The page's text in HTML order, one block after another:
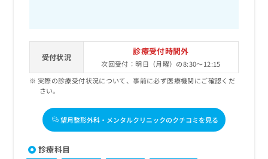
受付状況
診療受付時間外
次回受付：明日（月曜）の8:30～12:15
実際の診療受付状況について、事前に必ず医療機関にご確認くだ
さい。
望月整形外科・メンタルクリニックのクチコミを見る
診療科目